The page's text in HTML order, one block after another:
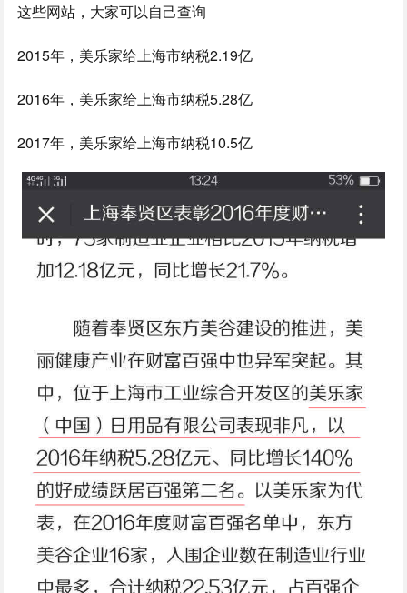
这些网站，大家可以自己查询
2015年，美乐家给上海市纳税2.19亿
2016年，美乐家给上海市纳税5.28亿
2017年，美乐家给上海市纳税10.5亿